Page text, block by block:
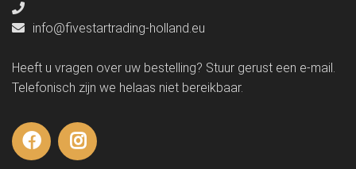
info@fivestartrading-holland.eu
Heeft u vragen over uw bestelling? Stuur gerust een e-mail.
Telefonisch zijn we helaas niet bereikbaar.